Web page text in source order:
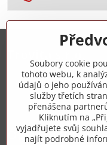
+420 775 973
info​@zipzop​.cz
Objednávky
Soubory cookie
tohoto webu, k
údajů o jeho
služby třetích
přenášena
Kliknutím na
vyjadřujete svůj
najít podrobné